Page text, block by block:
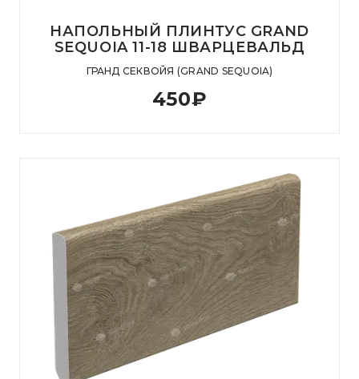
НАПОЛЬНЫЙ ПЛИНТУС GRAND
SEQUOIA 11-18 ШВАРЦЕВАЛЬД
ГРАНД СЕКВОЙЯ (GRAND SEQUOIA)
450₽